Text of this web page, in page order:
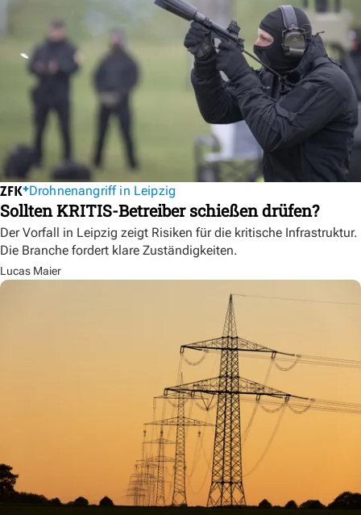
Drohnenangriff in Leipzig
Sollten KRITIS-Betreiber schießen drüfen?
Der Vorfall in Leipzig zeigt Risiken für die kritische Infrastruktur.
Die Branche fordert klare Zuständigkeiten.
Lucas Maier